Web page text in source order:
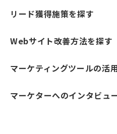
リード獲得施策を探す
Webサイト改善方法を探す
マーケティングツールの活
マーケターへのインタビュ